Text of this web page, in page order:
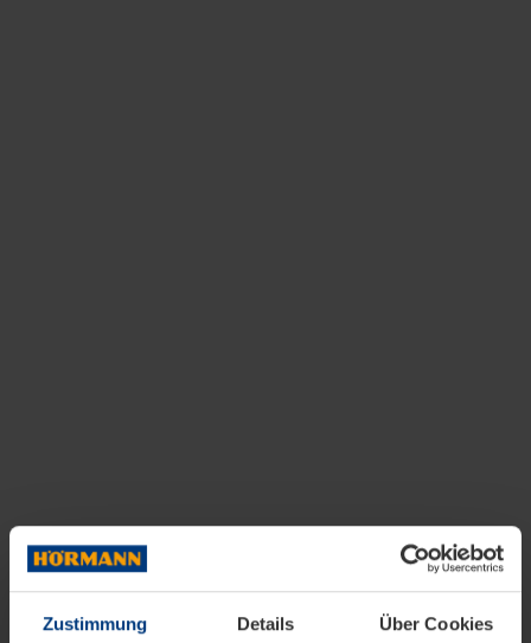
Zustimmung Details Über Cookies